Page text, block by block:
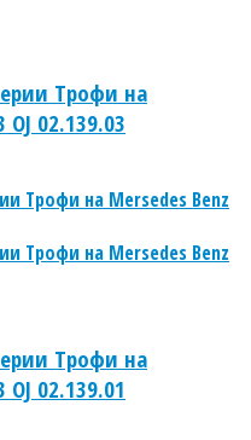
Трофи на
02.139.03
Трофи на
02.139.01